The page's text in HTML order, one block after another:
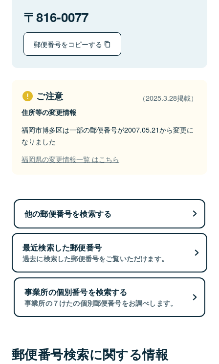
816-0077
郵便番号をコピーする
ご注意 （2025.3.28掲載）
住所等の変更情報
福岡市博多区は一部の郵便番号が2007.05.21から変更に
なりました
福岡県の変更情報一覧 はこちら
他の郵便番号を検索する
最近検索した郵便番号
過去に検索した郵便番号をご覧いただけます。
事業所の個別番号を検索する
事業所の７けたの個別郵便番号をお調べします。
郵便番号検索に関する情報